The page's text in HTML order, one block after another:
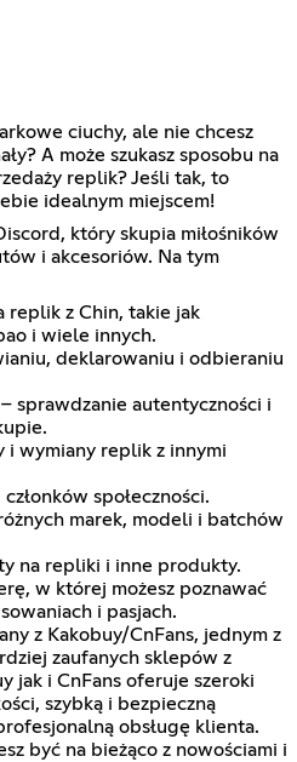
ciuchy, ale nie chcesz
A może szukasz sposobu na
replik? Jeśli tak, to
idealnym miejscem!
który skupia miłośników
i akcesoriów. Na tym
replik z Chin, takie jak
i wiele innych.
deklarowaniu i odbieraniu
sprawdzanie autentyczności i
i wymiany replik z innymi
społeczności.
marek, modeli i batchów
na repliki i inne produkty.
w której możesz poznawać
i pasjach.
z Kakobuy/CnFans, jednym z
zaufanych sklepów z
jak i CnFans oferuje szeroki
szybką i bezpieczną
obsługę klienta.
być na bieżąco z nowościami i